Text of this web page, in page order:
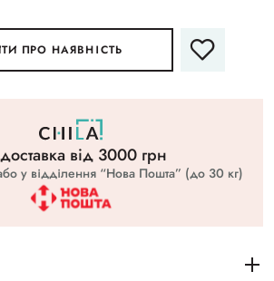
ПРО НАЯВНІСТЬ
вiд 3000 грн
у відділення “Нова Пошта” (до 30 кг)